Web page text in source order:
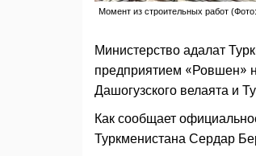
Момент из строительных работ
Министерство адалат
предприятием «Ровшен»
Дашогузского велаята и
Как сообщает
Туркменистана Сердар